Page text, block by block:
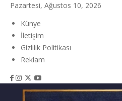
Pazartesi, Ağustos 10, 2026
Künye
İletişim
Gizlilik Politikası
Reklam